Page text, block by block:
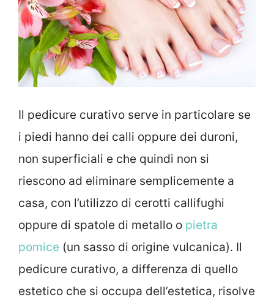
Il pedicure curativo serve in particolare se
i piedi hanno dei calli oppure dei duroni,
non superficiali e che quindi non si
riescono ad eliminare semplicemente a
casa, con l’utilizzo di cerotti callifughi
oppure di spatole di metallo o pietra
pomice (un sasso di origine vulcanica). Il
pedicure curativo, a differenza di quello
estetico che si occupa dell’estetica, risolve